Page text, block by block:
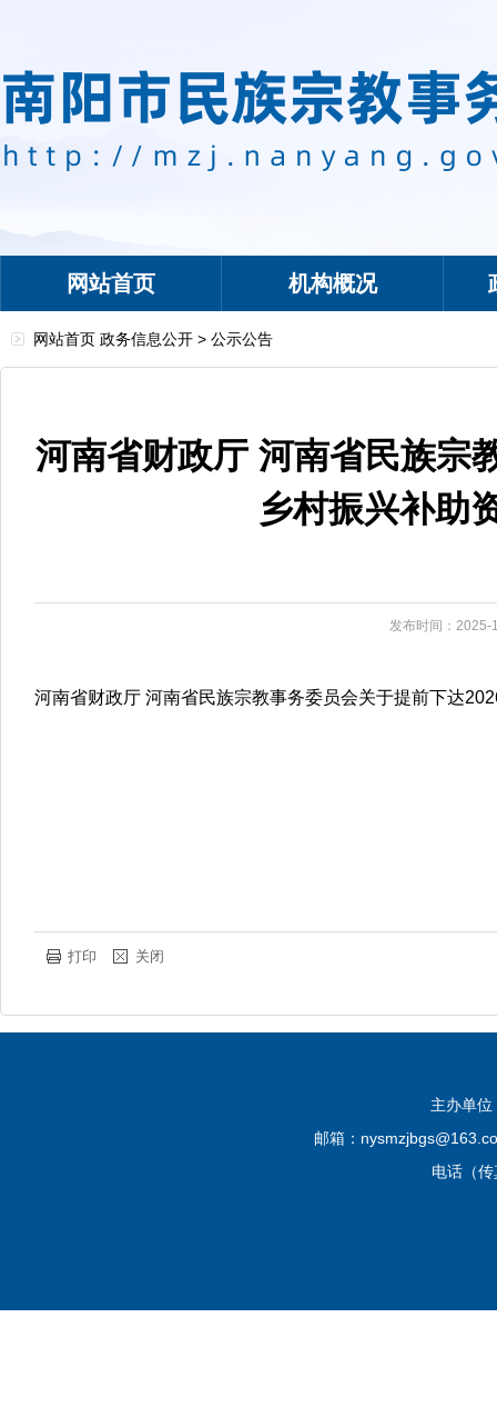
网站首页 机构概况
网站首页 政务信息公开 > 公示公告
河南省财政厅 河南省民族宗
乡村振兴补助
发布时间：2025-
河南省财政厅 河南省民族宗教事务委员会关于提前下达
打印 关闭
主办单
邮箱：
电话（